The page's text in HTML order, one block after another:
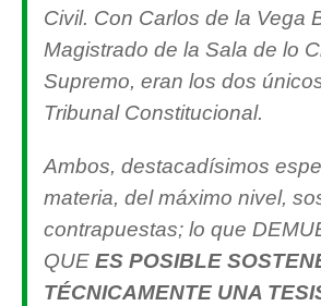
Civil. Con Carlos de la Vega
Magistrado de la Sala de lo
Supremo, eran los dos
Tribunal Constitucional.
Ambos, destacadísimos
materia, del máximo nivel,
contrapuestas; lo que
QUE ES POSIBLE
TÉCNICAMENTE UNA